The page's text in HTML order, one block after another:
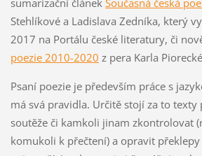
Stehlíkové a Ladislava Zedníka, který
2017 na Portálu české literatury, či
poezie 2010-2020 z pera Karla
Psaní poezie je především práce s
má svá pravidla. Určitě stojí za to
soutěže či kamkoli jinam zkontrolovat
komukoli k přečtení) a opravit